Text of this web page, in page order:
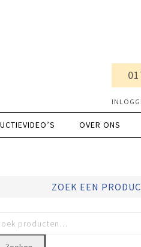
OVER ONS
ZOEK EEN